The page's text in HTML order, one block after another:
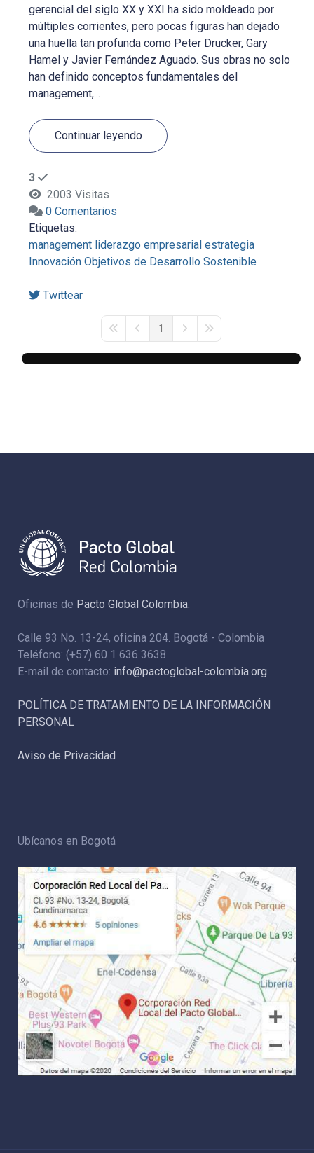
gerencial del siglo XX y XXI ha sido moldeado por
múltiples corrientes, pero pocas figuras han dejado
una huella tan profunda como Peter Drucker, Gary
Hamel y Javier Fernández Aguado. Sus obras no solo
han definido conceptos fundamentales del
management,...
Continuar leyendo
3
2003 Visitas
0 Comentarios
Etiquetas:
management liderazgo empresarial estrategia
Innovación Objetivos de Desarrollo Sostenible
Twittear
First PagePrevious Page
1
Next PageLast Page
Oficinas de Pacto Global Colombia:
Calle 93 No. 13-24, oficina 204. Bogotá - Colombia
Teléfono: (+57) 60 1 636 3638
E-mail de contacto: info@pactoglobal-colombia.org
POLÍTICA DE TRATAMIENTO DE LA INFORMACIÓN
PERSONAL
Aviso de Privacidad
Ubícanos en Bogotá